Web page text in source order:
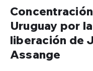
Uruguay por la
liberación de
Assange